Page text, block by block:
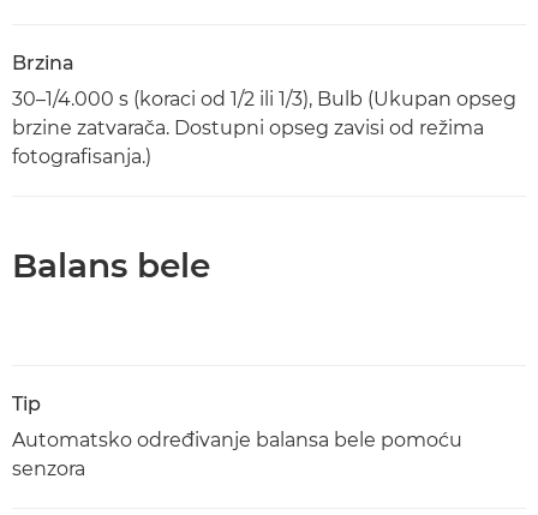
Brzina
30–1/4.000 s (koraci od 1/2 ili 1/3), Bulb (Ukupan opseg
brzine zatvarača. Dostupni opseg zavisi od režima
fotografisanja.)
Balans bele
Tip
Automatsko određivanje balansa bele pomoću
senzora